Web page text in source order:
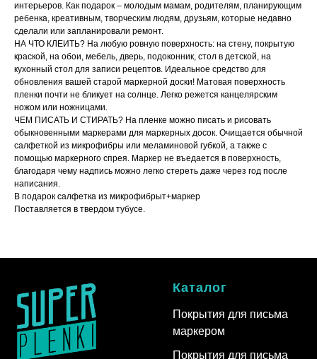
интерьеров. Как подарок – молодым мамам, родителям, планирующим
ребенка, креативным, творческим людям, друзьям, которые недавно
сделали или запланировали ремонт.
НА ЧТО КЛЕИТЬ? На любую ровную поверхность: на стену, покрытую
краской, на обои, мебель, дверь, подоконник, стол в детской, на
кухонный стол для записи рецептов. Идеальное средство для
обновления вашей старой маркерной доски! Матовая поверхность
пленки почти не бликует на солнце. Легко режется канцелярским
ножом или ножницами.
ЧЕМ ПИСАТЬ И СТИРАТЬ? На пленке можно писать и рисовать
обыкновенными маркерами для маркерных досок. Очищается обычной
салфеткой из микрофибры или меламиновой губкой, а также с
помощью маркерного спрея. Маркер не въедается в поверхность,
благодаря чему надпись можно легко стереть даже через год после
написания.
В подарок салфетка из микрофибрыт+маркер
Поставляется в твердом тубусе.
Каталог
Покрытия для письма
маркером
Покрытия для письма